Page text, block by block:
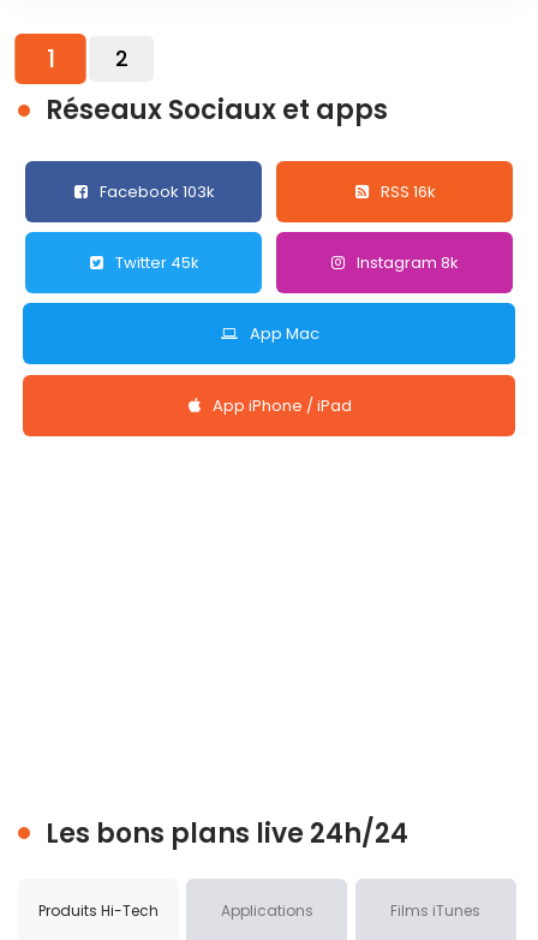
1 2
Réseaux Sociaux et apps
Facebook 103k RSS 16k
Twitter 45k Instagram 8k
App Mac
App iPhone / iPad
Les bons plans live 24h/24
Produits Hi-Tech Applications Films iTunes